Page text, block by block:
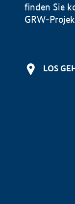
finden Sie
GRW-
LOS